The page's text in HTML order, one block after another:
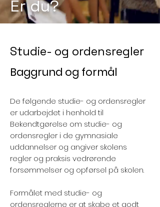
Er du?
Studie- og ordensregler
Baggrund og formål
De følgende studie- og ordensregler
er udarbejdet i henhold til
Bekendtgørelse om studie- og
ordensregler i de gymnasiale
uddannelser og angiver skolens
regler og praksis vedrørende
forsømmelser og opførsel på skolen.
Formålet med studie- og
ordensreglerne er at skabe et godt